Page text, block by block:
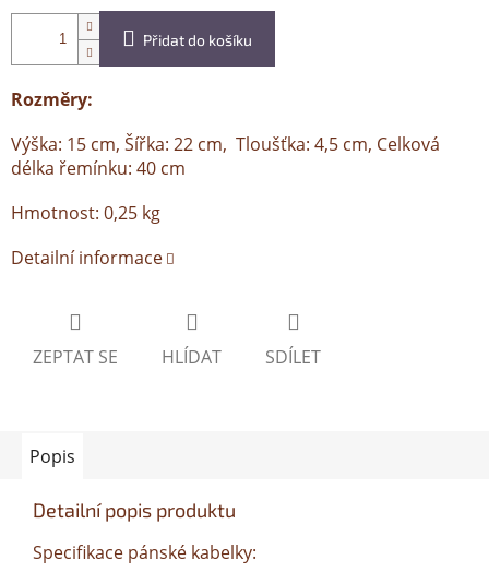
Přidat do košíku
Rozměry:
Výška: 15 cm, Šířka: 22 cm, Tloušťka: 4,5 cm, Celková
délka řemínku: 40 cm
Hmotnost: 0,25 kg
Detailní informace
ZEPTAT SE HLÍDAT SDÍLET
Popis
Detailní popis produktu
Specifikace pánské kabelky: